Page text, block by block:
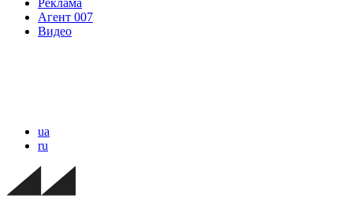
Реклама
Агент 007
Видео
ua
ru